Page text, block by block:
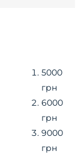
5000
грн
6000
грн
9000
грн